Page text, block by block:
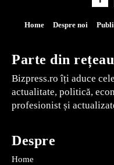
Home Despre noi
Parte din
Bizpress.ro îți aduce
actualitate, politică,
profesionist și
Despre
Home